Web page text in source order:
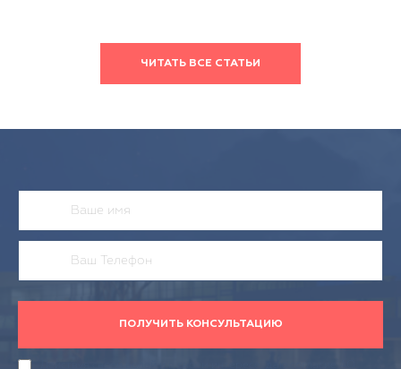
ЧИТАТЬ ВСЕ СТАТЬИ
ПОЛУЧИТЬ КОНСУЛЬТАЦИЮ